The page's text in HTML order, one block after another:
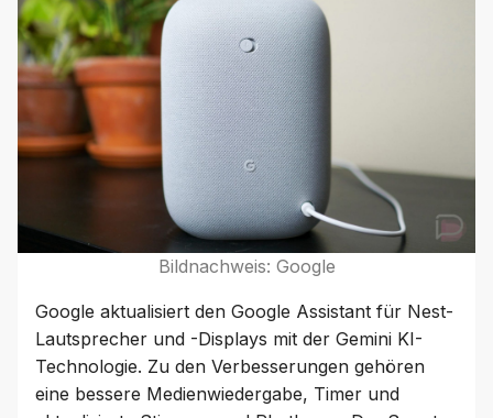
Bildnachweis: Google
Google aktualisiert den Google Assistant für Nest-
Lautsprecher und -Displays mit der Gemini KI-
Technologie. Zu den Verbesserungen gehören
eine bessere Medienwiedergabe, Timer und